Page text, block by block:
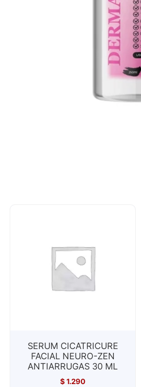
SERUM CICATRICURE
FACIAL NEURO-ZEN
ANTIARRUGAS 30 ML
$1.290